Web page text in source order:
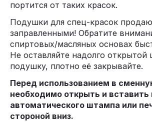
портится от таких красок.
Подушки для спец-красок
заправленными! Обратите
спиртовых/масляных основах
Не оставляйте надолго
подушку, плотно её закрывайте.
Перед использованием в
необходимо открыть и вставить
автоматического штампа или
стороной вниз.